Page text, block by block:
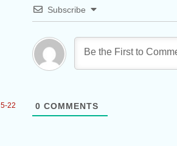
5-22
Subscribe
0 COMMENTS